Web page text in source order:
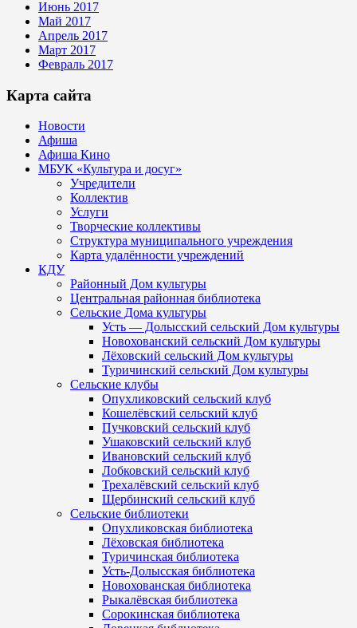
Июнь 2017
Май 2017
Апрель 2017
Март 2017
Февраль 2017
Карта сайта
Новости
Афиша
Афиша Кино
МБУК «Культура и досуг»
Учредители
Коллектив
Услуги
Творческие коллективы
Структура муниципального учреждения
Карта удалённости учреждений
КДУ
Районный Дом культуры
Центральная районная библиотека
Сельские Дома культуры
Усть — Долысский сельский Дом культуры
Новохованский сельский Дом культуры
Лёховский сельский Дом культуры
Туричинский сельский Дом культуры
Сельские клубы
Опухликовский сельский клуб
Кошелёвский сельский клуб
Пучковский сельский клуб
Ушаковский сельский клуб
Ивановский сельский клуб
Лобковский сельский клуб
Трехалёвский сельский клуб
Щербинский сельский клуб
Сельские библиотеки
Опухликовская библиотека
Лёховская библиотека
Туричинская библиотека
Усть-Долысская библиотека
Новохованская библиотека
Рыкалёвская библиотека
Сорокинская библиотека